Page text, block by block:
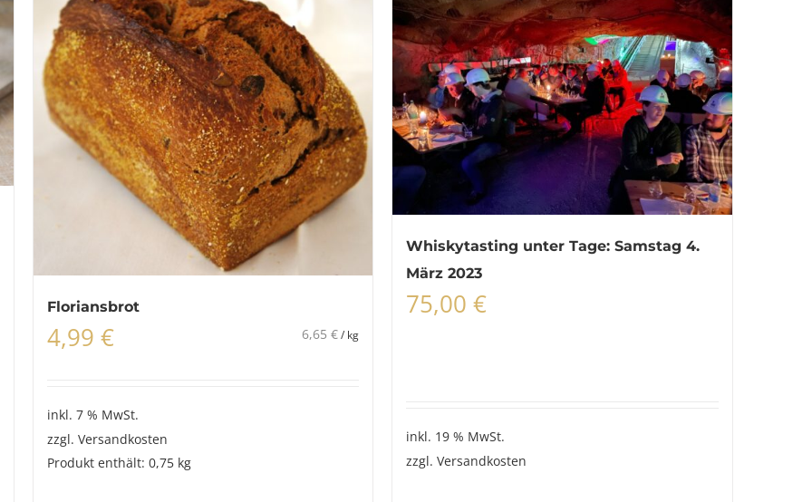
Floriansbrot
4,99 € 6,65€/ kg
inkl. 7 % MwSt.
zzgl. Versandkosten
Produkt enthält: 0,75 kg
Whiskytasting unter Tage: Samstag 4.
März 2023
75,00€
inkl. 19 % MwSt.
zzgl.Versandkosten